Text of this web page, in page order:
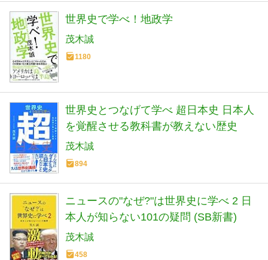
世界史で学べ！地政学
茂木誠
1180
世界史とつなげて学べ 超日本史 日本人
を覚醒させる教科書が教えない歴史
茂木誠
894
ニュースの"なぜ?"は世界史に学べ 2 日
本人が知らない101の疑問 (SB新書)
茂木誠
458